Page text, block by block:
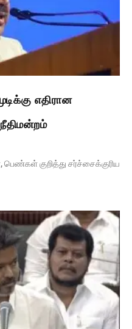
எதிரான
நீதிமன்றம்
குறித்து சர்ச்சைக்குரிய